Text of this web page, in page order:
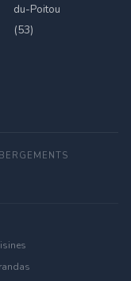
du-Poitou
(53)